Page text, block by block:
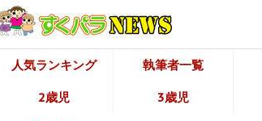
人気ランキング 執筆者一覧
2歳児 3歳児